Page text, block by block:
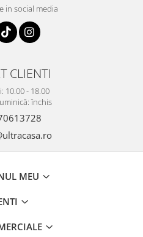
in social media
CLIENTI
10.00 - 18.00
închis
MEU